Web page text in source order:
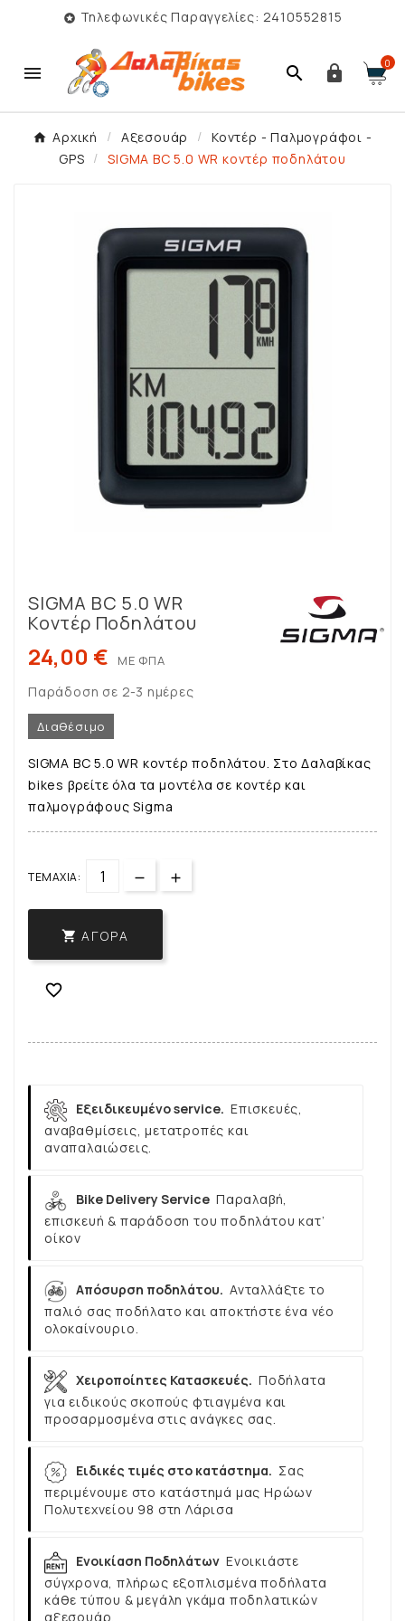
 Τηλεφωνικές Παραγγελίες: 2410552815
   0
Αρχική Αξεσουάρ
Κοντέρ - Παλμογράφοι -
GPS
SIGMA BC 5.0 WR κοντέρ ποδηλάτου
SIGMA BC 5.0 WR
Κοντέρ Ποδηλάτου
24,00 € ΜΕ ΦΠΑ
Παράδοση σε 2-3 ημέρες
Διαθέσιμο
SIGMA BC 5.0 WR κοντέρ ποδηλάτου. Στο Δαλαβίκας
bikes βρείτε όλα τα μοντέλα σε κοντέρ και
παλμογράφους Sigma
ΤΕΜΆΧΙΑ:
 ΑΓΟΡΆ

Εξειδικευμένο service. Επισκευές,
αναβαθμίσεις, μετατροπές και
αναπαλαιώσεις.
Bike Delivery Service Παραλαβή,
επισκευή & παράδοση του ποδηλάτου κατ’
οίκον
Απόσυρση ποδηλάτου. Ανταλλάξτε το
παλιό σας ποδήλατο και αποκτήστε ένα νέο
ολοκαίνουριο.
Χειροποίητες Κατασκευές. Ποδήλατα
για ειδικούς σκοπούς φτιαγμένα και
προσαρμοσμένα στις ανάγκες σας.
Ειδικές τιμές στο κατάστημα. Σας
περιμένουμε στο κατάστημά μας Ηρώων
Πολυτεχνείου 98 στη Λάρισα
Ενοικίαση Ποδηλάτων Ενοικιάστε
σύγχρονα, πλήρως εξοπλισμένα ποδήλατα
κάθε τύπου & μεγάλη γκάμα ποδηλατικών
αξεσουάρ.